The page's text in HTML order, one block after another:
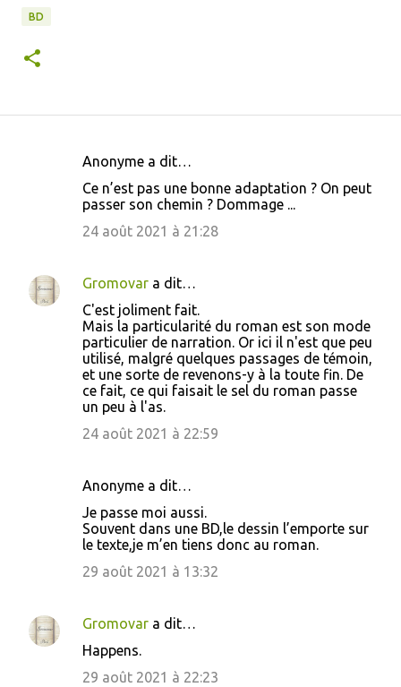
BD
e
n
Anonyme a dit…
Ce n’est pas une bonne adaptation ? On peut
passer son chemin ? Dommage ...
24 août 2021 à 21:28
Gromovar a dit…
C'est joliment fait.
Mais la particularité du roman est son mode
particulier de narration. Or ici il n'est que peu
utilisé, malgré quelques passages de témoin,
et une sorte de revenons-y à la toute fin. De
ce fait, ce qui faisait le sel du roman passe
un peu à l'as.
24 août 2021 à 22:59
Anonyme a dit…
Je passe moi aussi.
Souvent dans une BD,le dessin l’emporte sur
le texte,je m’en tiens donc au roman.
29 août 2021 à 13:32
Gromovar a dit…
Happens.
29 août 2021 à 22:23